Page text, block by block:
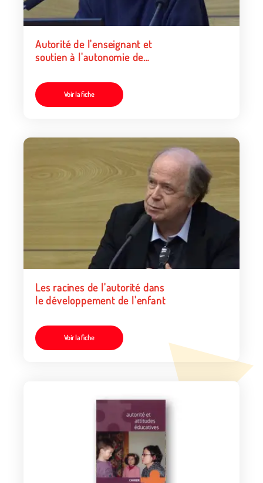
Autorité de l'enseignant et
soutien à l'autonomie de
Voir la fiche
Les racines de l'autorité dans
le développement de l'enfant
Voir la fiche